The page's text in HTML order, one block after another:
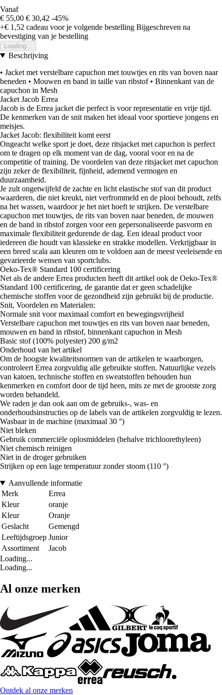
Vanaf
€ 55,00 € 30,42 -45%
+€ 1,52 cadeau voor je volgende bestelling Bijgeschreven na
bevestiging van je bestelling
Loading...
Beschrijving
• Jacket met verstelbare capuchon met touwtjes en rits van boven naar
beneden • Mouwen en band in taille van ribstof • Binnenkant van de
capuchon in Mesh
Jacket Jacob Errea
Jacob is de Errea jacket die perfect is voor representatie en vrije tijd.
De kenmerken van de snit maken het ideaal voor sportieve jongens en
meisjes.
Jacket Jacob: flexibiliteit komt eerst
Ongeacht welke sport je doet, deze ritsjacket met capuchon is perfect
om te dragen op elk moment van de dag, vooral voor en na de
competitie of training. De voordelen van deze ritsjacket met capuchon
zijn zeker de flexibiliteit, fijnheid, ademend vermogen en
duurzaamheid.
Je zult ongetwijfeld de zachte en licht elastische stof van dit product
waarderen, die niet kreukt, niet verfrommeld en de plooi behoudt, zelfs
na het wassen, waardoor je het niet hoeft te strijken. De verstelbare
capuchon met touwtjes, de rits van boven naar beneden, de mouwen
en de band in ribstof zorgen voor een gepersonaliseerde pasvorm en
maximale flexibiliteit gedurende de dag. Een ideaal product voor
iedereen die houdt van klassieke en strakke modellen. Verkrijgbaar in
een breed scala aan kleuren om te voldoen aan de meest veeleisende en
gevarieerde wensen van sportclubs.
Oeko-Tex® Standard 100 certificering
Net als de andere Errea producten heeft dit artikel ook de Oeko-Tex®
Standard 100 certificering, de garantie dat er geen schadelijke
chemische stoffen voor de gezondheid zijn gebruikt bij de productie.
Snit, Voordelen en Materialen:
Normale snit voor maximaal comfort en bewegingsvrijheid
Verstelbare capuchon met touwtjes en rits van boven naar beneden,
mouwen en band in ribstof, binnenkant capuchon in Mesh
Basic stof (100% polyester) 200 g/m2
Onderhoud van het artikel
Om de hoogste kwaliteitsnormen van de artikelen te waarborgen,
controleert Errea zorgvuldig alle gebruikte stoffen. Natuurlijke vezels
van katoen, technische stoffen en sweatstoffen behouden hun
kenmerken en comfort door de tijd heen, mits ze met de grootste zorg
worden behandeld.
We raden je dan ook aan om de gebruiks-, was- en
onderhoudsinstructies op de labels van de artikelen zorgvuldig te lezen.
Wasbaar in de machine (maximaal 30 °)
Niet bleken
Gebruik commerciële oplosmiddelen (behalve trichloorethyleen)
Niet chemisch reinigen
Niet in de droger gebruiken
Strijken op een lage temperatuur zonder stoom (110 °)
Aanvullende informatie
Merk
Errea
Kleur
oranje
Kleur
Oranje
Geslacht
Gemengd
Leeftijdsgroep Junior
Assortiment
Jacob
Loading...
Loading...
Al onze merken
Ontdek al onze merken